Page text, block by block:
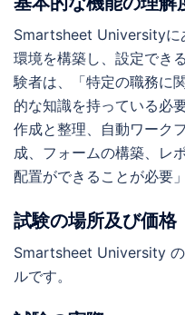
Smartsheet Universityに
環境を構築し、設定でき
験者は、「特定の職務に
的な知識を持っている必
作成と整理、自動ワーク
成、フォームの構築、レ
配置ができることが必要
試験の場所及び価格
Smartsheet University
ルです。